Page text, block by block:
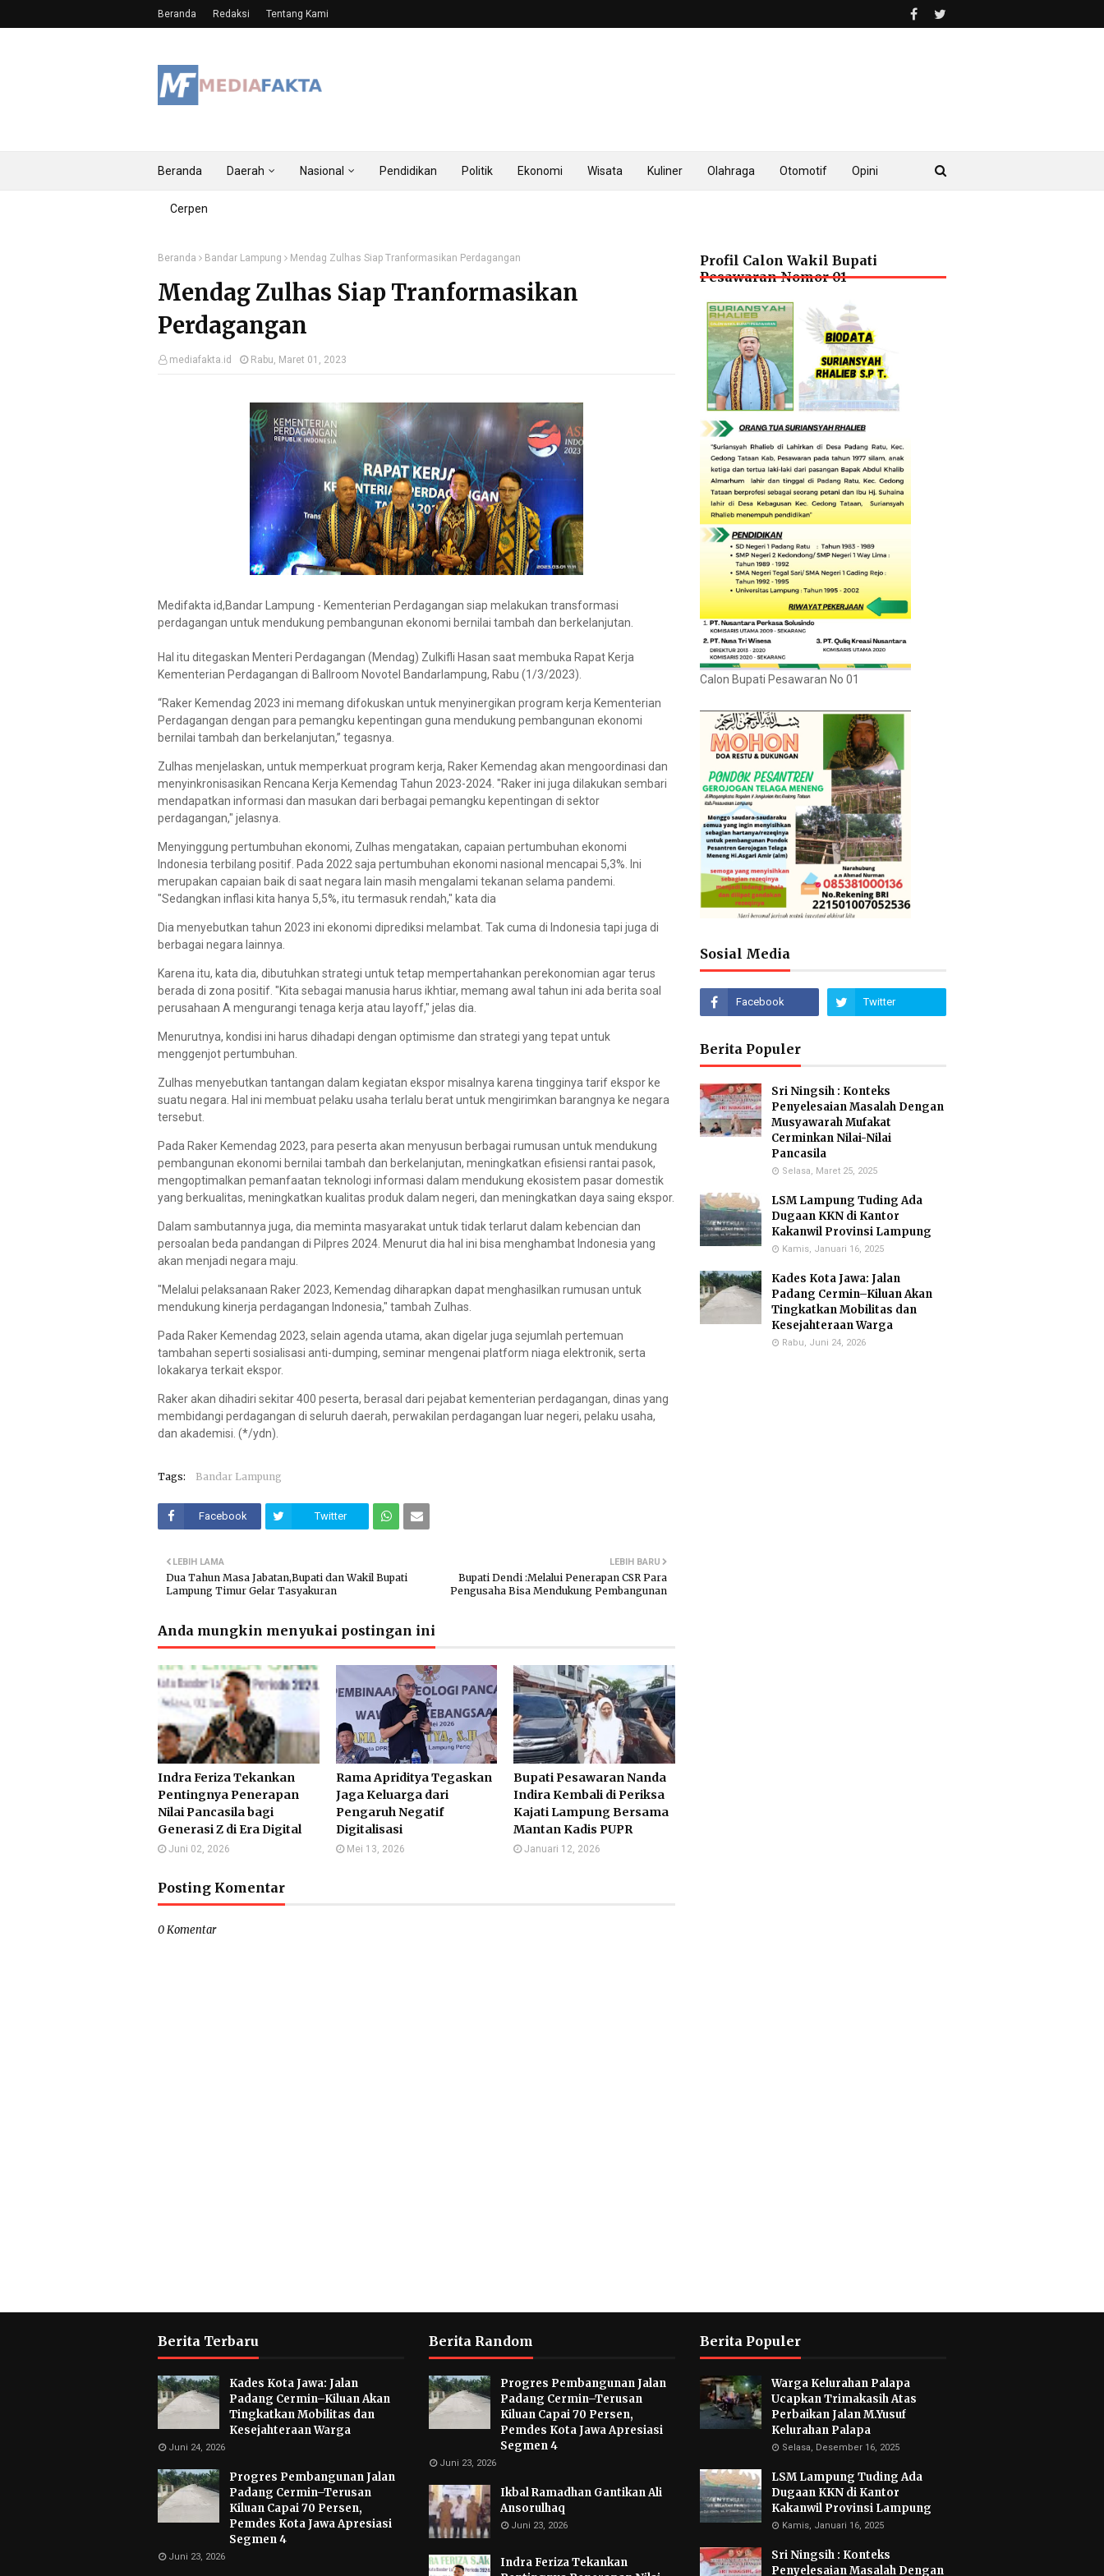
Beranda Redaksi Tentang Kami
Beranda Daerah Nasional Pendidikan Politik Ekonomi Wisata Kuliner Olahraga Otomotif Opini
Cerpen
Beranda Bandar Lampung Mendag Zulhas Siap Tranformasikan Perdagangan
Mendag Zulhas Siap Tranformasikan
Perdagangan
mediafakta.id Rabu, Maret 01, 2023
Medifakta id,Bandar Lampung - Kementerian Perdagangan siap melakukan transformasi
perdagangan untuk mendukung pembangunan ekonomi bernilai tambah dan berkelanjutan.
Hal itu ditegaskan Menteri Perdagangan (Mendag) Zulkifli Hasan saat membuka Rapat Kerja
Kementerian Perdagangan di Ballroom Novotel Bandarlampung, Rabu (1/3/2023).
“Raker Kemendag 2023 ini memang difokuskan untuk menyinergikan program kerja Kementerian
Perdagangan dengan para pemangku kepentingan guna mendukung pembangunan ekonomi
bernilai tambah dan berkelanjutan,” tegasnya.
Zulhas menjelaskan, untuk memperkuat program kerja, Raker Kemendag akan mengoordinasi dan
menyinkronisasikan Rencana Kerja Kemendag Tahun 2023-2024. "Raker ini juga dilakukan sembari
mendapatkan informasi dan masukan dari berbagai pemangku kepentingan di sektor
perdagangan," jelasnya.
Menyinggung pertumbuhan ekonomi, Zulhas mengatakan, capaian pertumbuhan ekonomi
Indonesia terbilang positif. Pada 2022 saja pertumbuhan ekonomi nasional mencapai 5,3%. Ini
merupakan capaian baik di saat negara lain masih mengalami tekanan selama pandemi.
"Sedangkan inflasi kita hanya 5,5%, itu termasuk rendah," kata dia
Dia menyebutkan tahun 2023 ini ekonomi diprediksi melambat. Tak cuma di Indonesia tapi juga di
berbagai negara lainnya.
Karena itu, kata dia, dibutuhkan strategi untuk tetap mempertahankan perekonomian agar terus
berada di zona positif. "Kita sebagai manusia harus ikhtiar, memang awal tahun ini ada berita soal
perusahaan A mengurangi tenaga kerja atau layoff," jelas dia.
Menurutnya, kondisi ini harus dihadapi dengan optimisme dan strategi yang tepat untuk
menggenjot pertumbuhan.
Zulhas menyebutkan tantangan dalam kegiatan ekspor misalnya karena tingginya tarif ekspor ke
suatu negara. Hal ini membuat pelaku usaha terlalu berat untuk mengirimkan barangnya ke negara
tersebut.
Pada Raker Kemendag 2023, para peserta akan menyusun berbagai rumusan untuk mendukung
pembangunan ekonomi bernilai tambah dan berkelanjutan, meningkatkan efisiensi rantai pasok,
mengoptimalkan pemanfaatan teknologi informasi dalam mendukung ekosistem pasar domestik
yang berkualitas, meningkatkan kualitas produk dalam negeri, dan meningkatkan daya saing ekspor.
Dalam sambutannya juga, dia meminta masyarakat untuk tidak terlarut dalam kebencian dan
persoalan beda pandangan di Pilpres 2024. Menurut dia hal ini bisa menghambat Indonesia yang
akan menjadi negara maju.
"Melalui pelaksanaan Raker 2023, Kemendag diharapkan dapat menghasilkan rumusan untuk
mendukung kinerja perdagangan Indonesia," tambah Zulhas.
Pada Raker Kemendag 2023, selain agenda utama, akan digelar juga sejumlah pertemuan
tambahan seperti sosialisasi anti-dumping, seminar mengenai platform niaga elektronik, serta
lokakarya terkait ekspor.
Raker akan dihadiri sekitar 400 peserta, berasal dari pejabat kementerian perdagangan, dinas yang
membidangi perdagangan di seluruh daerah, perwakilan perdagangan luar negeri, pelaku usaha,
dan akademisi. (*/ydn).
Tags: Bandar Lampung
Facebook Twitter
LEBIH BARU
Bupati Dendi :Melalui Penerapan CSR Para
Pengusaha Bisa Mendukung Pembangunan
LEBIH LAMA
Dua Tahun Masa Jabatan,Bupati dan Wakil Bupati
Lampung Timur Gelar Tasyakuran
Anda mungkin menyukai postingan ini
Indra Feriza Tekankan
Pentingnya Penerapan
Nilai Pancasila bagi
Generasi Z di Era Digital
Juni 02, 2026
Rama Apriditya Tegaskan
Jaga Keluarga dari
Pengaruh Negatif
Digitalisasi
Mei 13, 2026
Bupati Pesawaran Nanda
Indira Kembali di Periksa
Kajati Lampung Bersama
Mantan Kadis PUPR
Januari 12, 2026
Posting Komentar
0 Komentar
Profil Calon Wakil Bupati
Pesawaran Nomor 01
Calon Bupati Pesawaran No 01
Sosial Media
Berita Populer
Sri Ningsih : Konteks
Penyelesaian Masalah Dengan
Musyawarah Mufakat
Cerminkan Nilai-Nilai
Pancasila
Selasa, Maret 25, 2025
LSM Lampung Tuding Ada
Dugaan KKN di Kantor
Kakanwil Provinsi Lampung
Kamis, Januari 16, 2025
Kades Kota Jawa: Jalan
Padang Cermin–Kiluan Akan
Tingkatkan Mobilitas dan
Kesejahteraan Warga
Rabu, Juni 24, 2026
Berita Terbaru
Kades Kota Jawa: Jalan
Padang Cermin–Kiluan Akan
Tingkatkan Mobilitas dan
Kesejahteraan Warga
Juni 24, 2026
Progres Pembangunan Jalan
Padang Cermin–Terusan
Kiluan Capai 70 Persen,
Pemdes Kota Jawa Apresiasi
Segmen 4
Juni 23, 2026
Berita Random
Progres Pembangunan Jalan
Padang Cermin–Terusan
Kiluan Capai 70 Persen,
Pemdes Kota Jawa Apresiasi
Segmen 4
Juni 23, 2026
Ikbal Ramadhan Gantikan Ali
Ansorulhaq
Juni 23, 2026
Indra Feriza Tekankan
Berita Populer
Warga Kelurahan Palapa
Ucapkan Trimakasih Atas
Perbaikan Jalan M.Yusuf
Kelurahan Palapa
Selasa, Desember 16, 2025
LSM Lampung Tuding Ada
Dugaan KKN di Kantor
Kakanwil Provinsi Lampung
Kamis, Januari 16, 2025
Sri Ningsih : Konteks
Penyelesaian Masalah Dengan